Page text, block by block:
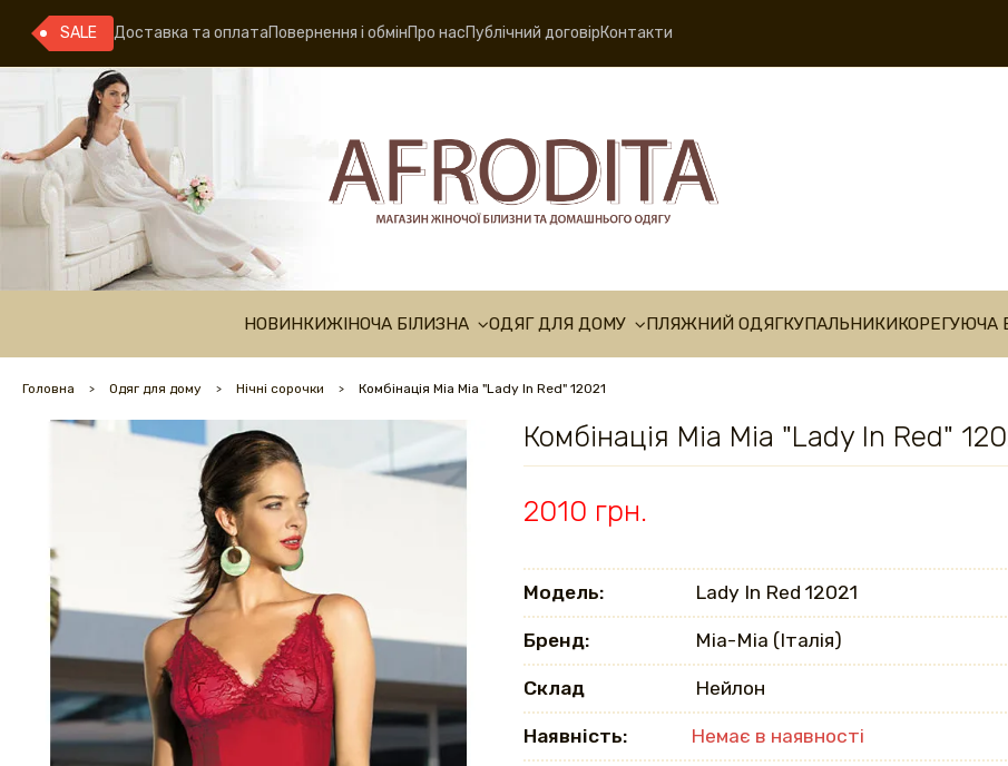
SALE Доставка та оплатаПовернення і обмінПро насПублічний договірКонтакти
НОВИНКИЖІНОЧА БІЛИЗНА ОДЯГ ДЛЯ ДОМУ ПЛЯЖНИЙ ОДЯГКУПАЛЬНИКИКОРЕГУЮЧА
Головна Одяг для дому Нічні сорочки Комбінація Mia Mia "Lady In Red" 12021
Комбінація Mia Mia "Lady In Red"
2010 грн.
Модель: Lady In Red 12021
Бренд: Mia-Mia (Італія)
Склад Нейлон
Наявність: Немає в наявності